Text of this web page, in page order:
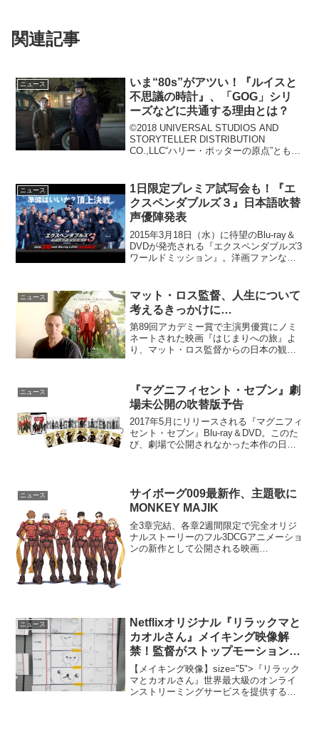
関連記事
ニュース
いま“80s”がアツい！『ルイスと
不思議の時計』、「GOG」シリ
ーズなどに共通する理由とは？
©2018 UNIVERSAL STUDIOS AND
STORYTELLER DISTRIBUTION
CO.,LLC“ハリー・ポッターの原点”ともい
2018年10月1...
ニュース
1日限定プレミア試写会も！『エ
クスペンダブルズ３』日本語吹替
声優陣発表
2015年3月18日（水）に待望のBlu-ray＆
DVDが発売される『エクスペンダブルズ3
ワールドミッション』。洋画ファンなら
売記念“1回限り”の最強日本語吹き替え
版...
ニュース
マット・ロス監督、人生について
考えるきっかけに…
第89回アカデミー賞で主演男優賞にノミ
ネートされた映画『はじまりへの旅』よ
り、マット・ロス監督からの日本の観客
ス監督からのメッセージ映像ベン・キャ
ッシュ(ヴィゴ・モーテン...
ニュース
『マグニフィセント・セブン』劇
場未公開の吹替版予告
2017年5月にリリースされる『マグニフィ
セント・セブン』Blu-ray＆DVD。このた
び、劇場で公開されなかった本作の日本
酷非道...
ニュース
サイボーグ009最新作、主題歌に
MONKEY MAJIK
全3章完結、各章2週間限定で完全オリジ
ナルストーリーのフル3DCGアニメーショ
ンの新作として公開される映画
ニュース
Netflixオリジナル『リラックマと
カオルさん』メイキング映像解
禁！監督がストップモーションア
ニメの苦労を語る
【メイキング映像】size="5">『リラック
マとカオルさん』世界最大級のオンライ
ンストリーミングサービスを提供する